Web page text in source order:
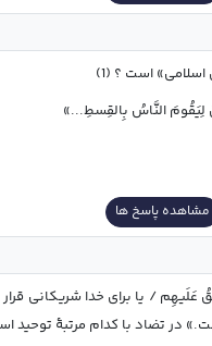
اسلامی» است ؟ (1)
لِیَقُومَ النَّاسُ بِالقِسطِ...»
مشاهده پاسخ ها